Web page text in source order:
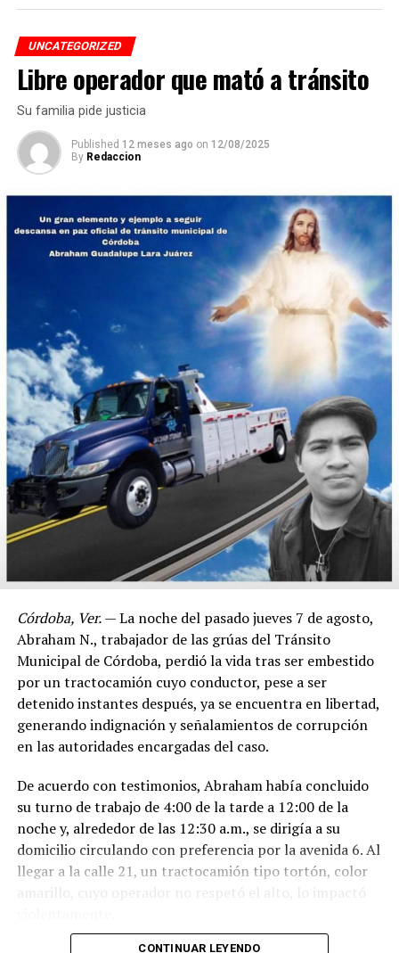
tendrá lugar los días 5 y 6 de septiembre en Cancún,
Quintana Roo.
De obtener resultados favorables en esa etapa, el equipo
tendría la posibilidad de representar a México en la final
internacional de la WRO, que se efectuará en Costa Rica.
UNCATEGORIZED
Libre operador que mató a tránsito
Su familia pide justicia
Published 12 meses ago on 12/08/2025
By Redaccion
Córdoba, Ver.— La noche del pasado jueves 7 de agosto,
Abraham N., trabajador de las grúas del Tránsito
Municipal de Córdoba, perdió la vida tras ser embestido
por un tractocamión cuyo conductor, pese a ser
detenido instantes después, ya se encuentra en libertad,
generando indignación y señalamientos de corrupción
en las autoridades encargadas del caso.
De acuerdo con testimonios, Abraham había concluido
su turno de trabajo de 4:00 de la tarde a 12:00 de la
noche y, alrededor de las 12:30 a.m., se dirigía a su
domicilio circulando con preferencia por la avenida 6. Al
llegar a la calle 21, un tractocamión tipo tortón, color
amarillo, cuyo operador no respetó el alto, lo impactó
CONTINUAR LEYENDO